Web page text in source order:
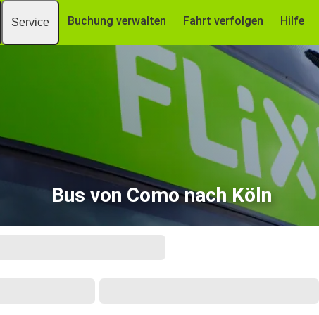
Service Buchung verwalten Fahrt verfolgen Hilfe
Bus von Como nach Köln